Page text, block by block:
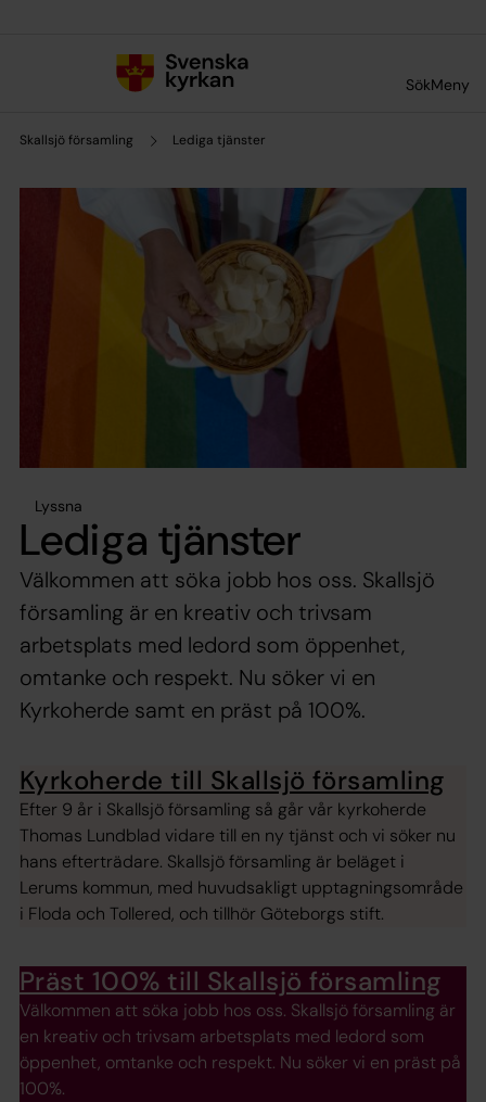
SökMeny
Skallsjö församling Lediga tjänster
Lyssna
Lediga tjänster
Välkommen att söka jobb hos oss. Skallsjö
församling är en kreativ och trivsam
arbetsplats med ledord som öppenhet,
omtanke och respekt. Nu söker vi en
Kyrkoherde samt en präst på 100%.
Kyrkoherde till Skallsjö församling
Efter 9 år i Skallsjö församling så går vår kyrkoherde
Thomas Lundblad vidare till en ny tjänst och vi söker nu
hans efterträdare. Skallsjö församling är beläget i
Lerums kommun, med huvudsakligt upptagningsområde
i Floda och Tollered, och tillhör Göteborgs stift.
Präst 100% till Skallsjö församling
Välkommen att söka jobb hos oss. Skallsjö församling är
en kreativ och trivsam arbetsplats med ledord som
öppenhet, omtanke och respekt. Nu söker vi en präst på
100%.